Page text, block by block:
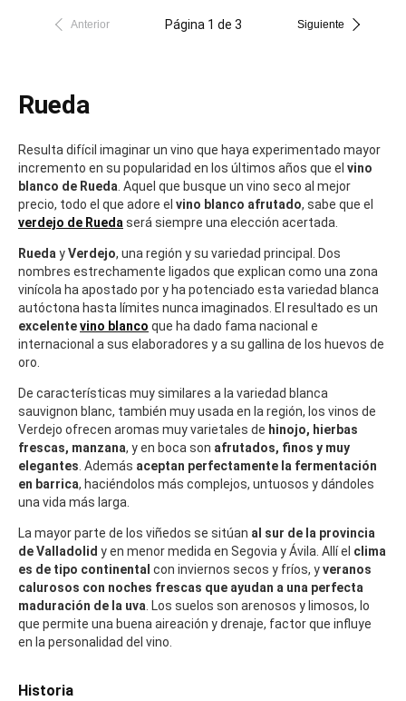
Anterior Página 1 de 3 Siguiente
Rueda
Resulta difícil imaginar un vino que haya experimentado mayor
incremento en su popularidad en los últimos años que el vino
blanco de Rueda. Aquel que busque un vino seco al mejor
precio, todo el que adore el vino blanco afrutado, sabe que el
verdejo de Ruedaserá siempre una elección acertada.
RuedayVerdejo, una región y su variedad principal. Dos
nombres estrechamente ligados que explican como una zona
vinícola ha apostado por y ha potenciado esta variedad blanca
autóctona hasta límites nunca imaginados. El resultado es un
excelentevino blanco que ha dado fama nacional e
internacional a sus elaboradores y a su gallina de los huevos de
oro.
De características muy similares a la variedad blanca
sauvignon blanc, también muy usada en la región, los vinos de
Verdejo ofrecen aromas muy varietales de hinojo, hierbas
frescas, manzana, y en boca son afrutados, finos y muy
elegantes. Además aceptan perfectamente la fermentación
en barrica, haciéndolos más complejos, untuosos y dándoles
una vida más larga.
La mayor parte de los viñedos se sitúan al sur de la provincia
de Valladolid y en menor medida en Segovia y Ávila. Allí el clima
es de tipo continental con inviernos secos y fríos, yveranos
calurosos con noches frescas que ayudan a una perfecta
maduración de la uva. Los suelos son arenosos y limosos, lo
que permite una buena aireación y drenaje, factor que influye
en la personalidad del vino.
Historia